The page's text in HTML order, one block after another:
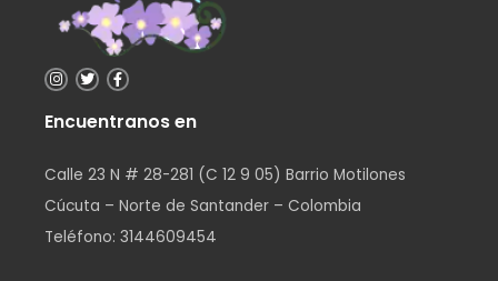
Encuentranos en
Calle 23 N # 28-281 (C 12 9 05) Barrio Motilones
Cúcuta – Norte de Santander – Colombia
Teléfono: 3144609454